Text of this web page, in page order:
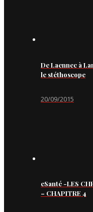
De Laennec à
le stéthoscope
20/09/2015
eSanté -LES
– CHAPITRE 4